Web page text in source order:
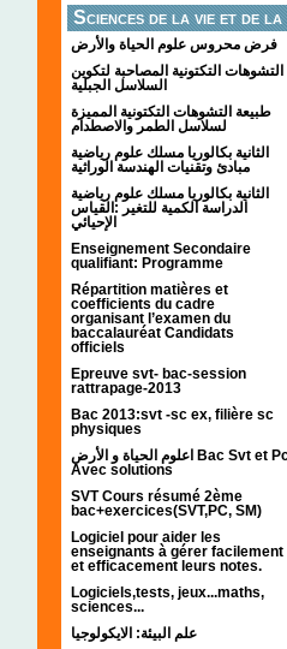
Sciences de la vie et de la
terre
فرض محروس علوم الحياة والأرض
التشوهات التكتونیة المصاحبة لتكوین
السلاسل الجبلیة
طبيعة التشوهات التكتونية المميزة
لسلاسل الطمر والاصطدام
الثانية بكالوريا مسلك علوم رياضية
مبادئ وتقنيات الهندسة الوراثية
الثانية بكالوريا مسلك علوم رياضية
الدراسة الكمية للتغير :القياس
الإحيائي
Enseignement Secondaire
qualifiant: Programme
Répartition matières et
coefficients du cadre
organisant l’examen du
baccalauréat Candidats
officiels
Epreuve svt- bac-session
rattrapage-2013
Bac 2013:svt -sc ex, filière sc
physiques
اعلوم الحياة و الأرض Bac Svt et Pc
Avec solutions
SVT Cours résumé 2ème
bac+exercices(SVT,PC, SM)
Logiciel pour aider les
enseignants à gérer facilement
et efficacement leurs notes.
Logiciels,tests, jeux...maths,
sciences...
علم البيئة: الايكولوجيا